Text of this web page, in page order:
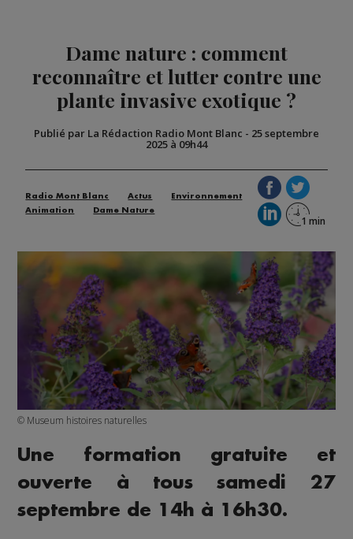
Dame nature : comment
reconnaître et lutter contre une
plante invasive exotique ?
Publié par La Rédaction Radio Mont Blanc - 25 septembre
2025 à 09h44
Radio Mont Blanc Actus
Environnement
Animation
Dame Nature
© Museum histoires naturelles
Une formation gratuite et
ouverte à tous samedi 27
septembre de 14h à 16h30.